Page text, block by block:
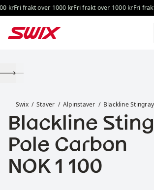
Hopp til innhold
Fri frakt over 1000 kr Fri frakt over 1000 kr Fri frakt
Swix Staver Alpinstaver Blackline
Blackline
Pole Carbon
Pris:
NOK 1 100